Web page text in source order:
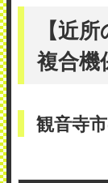
【近
複合機
観音寺